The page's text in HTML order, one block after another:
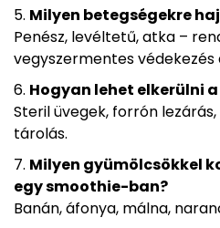
Milyen betegségekre
Penész, levéltetű, atka –
vegyszermentes védekezés
Hogyan lehet elkerülni
Steril üvegek, forrón
tárolás.
Milyen gyümölcsökkel
egy smoothie-ban?
Banán, áfonya, málna,